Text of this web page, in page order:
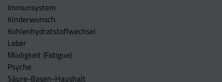
Immunsystem
Kinderwunsch
Kohlenhydratstoffwechsel
Leber
Müdigkeit (Fatigue)
Psyche
Säure-Basen-Haushalt